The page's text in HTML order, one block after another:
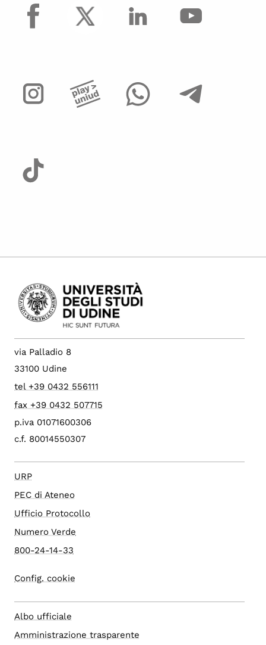
facebook
via Palladio 8
33100 Udine
tel +39 0432 556111
fax +39 0432 507715
p.iva 01071600306
c.f. 80014550307
URP
PEC di Ateneo
Ufficio Protocollo
Numero Verde
800-24-14-33
Config. cookie
Albo ufficiale
Amministrazione trasparente